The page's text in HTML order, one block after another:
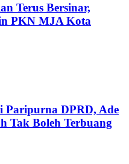
Terus Bersinar,
PKN MJA Kota
Paripurna DPRD, Ade
Tak Boleh Terbuang